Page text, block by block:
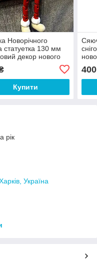
Новорічного
статуетка 130 мм
декор нового
Купити
400
рік
Україна